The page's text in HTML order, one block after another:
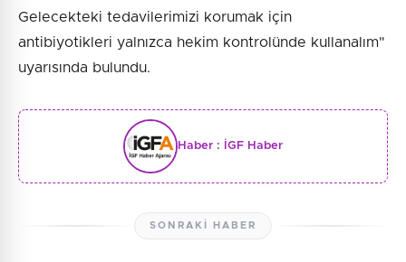
Gelecekteki tedavilerimizi korumak için
antibiyotikleri yalnızca hekim kontrolünde kullanalım"
uyarısında bulundu.
Haber : İGF Haber
SONRAKI HABER